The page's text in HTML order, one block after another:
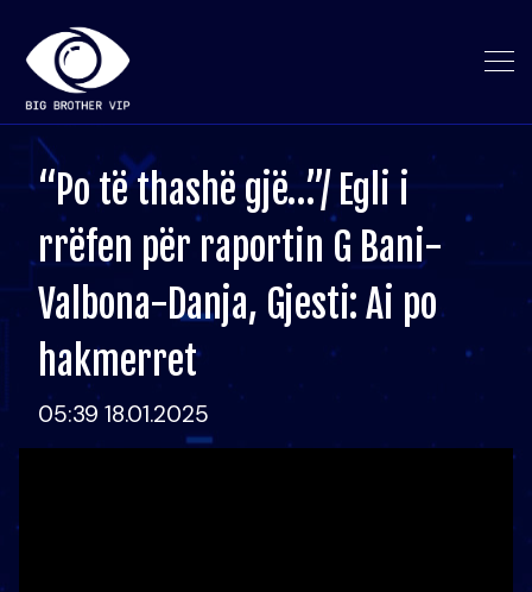
“Po të thashë gjë…”/ Egli i
rrëfen për raportin G Bani-
Valbona-Danja, Gjesti: Ai po
hakmerret
05:39 18.01.2025